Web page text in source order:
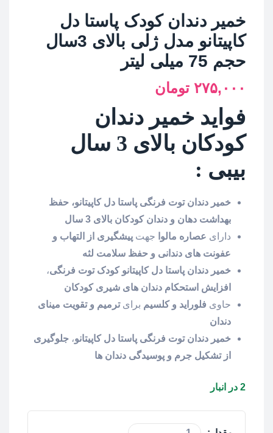
خمیر دندان کودک پاستا دل
کاپیتانو مدل ژلی بالای 3سال
حجم 75 میلی لیتر
۲۷۵,۰۰۰ تومان
فواید خمیر دندان
کودکان بالای 3 سال
بیبی :
خمیر دندان توت فرنگی پاستا دل کاپیتانو، حفظ
بهداشت دهان و دندان کودکان بالای 3 سال
دارای عصاره مالوا جهت پیشگیری از التهاب و
عفونت های دندانی و حفظ سلامت لثه
خمیر دندان پاستا دل کاپیتانو کودک توت فرنگی،
افزایش استحکام دندان های شیری کودکان
حاوی فلوراید و کلسیم برایترمیم و تقویت مینای
دندان
خمیر دندان توت فرنگی پاستا دل کاپیتانو، جلوگیری
از تشکیل جرم و پوسیدگی دندان ها
2 در انبار